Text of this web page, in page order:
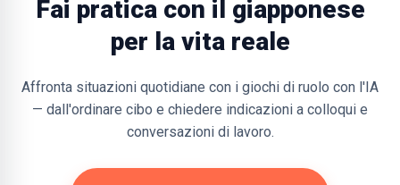
Fai pratica con il giapponese
per la vita reale
Affronta situazioni quotidiane con i giochi di ruolo con l'IA
— dall'ordinare cibo e chiedere indicazioni a colloqui e
conversazioni di lavoro.